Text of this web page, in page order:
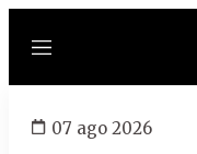
Menú
07 ago 2026